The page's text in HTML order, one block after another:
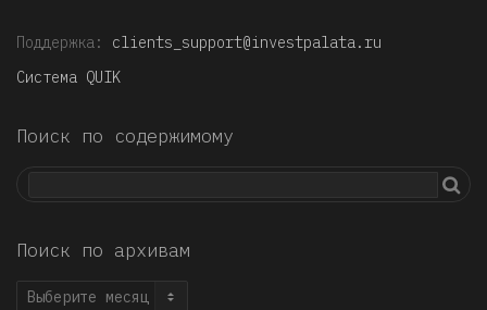
Поддержка: clients_support@investpalata.ru
Система QUIK
Поиск по содержимому
Поиск по архивам
Поиск